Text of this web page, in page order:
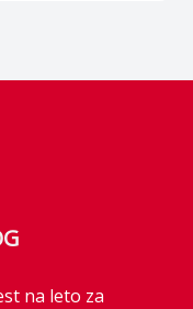
na leto za